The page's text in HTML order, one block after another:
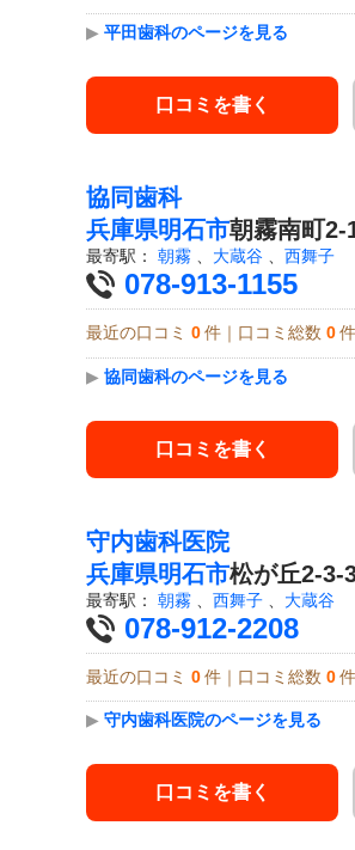
▶ 平田歯科のページを見る
口コミを書く
協同歯科
兵庫県明石市朝霧南町2-
最寄駅： 朝霧 大蔵谷 西舞子
078-913-1155
最近の口コミ 0 件｜口コミ総数 0 件
▶ 協同歯科のページを見る
口コミを書く
守内歯科医院
兵庫県明石市松が丘2-3-
最寄駅： 朝霧 西舞子 大蔵谷
078-912-2208
最近の口コミ 0 件｜口コミ総数 0 件
▶ 守内歯科医院のページを見る
口コミを書く